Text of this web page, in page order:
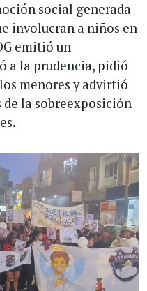
social generada
involucran a niños en
emitió un
a la prudencia, pidió
menores y advirtió
la sobreexposición